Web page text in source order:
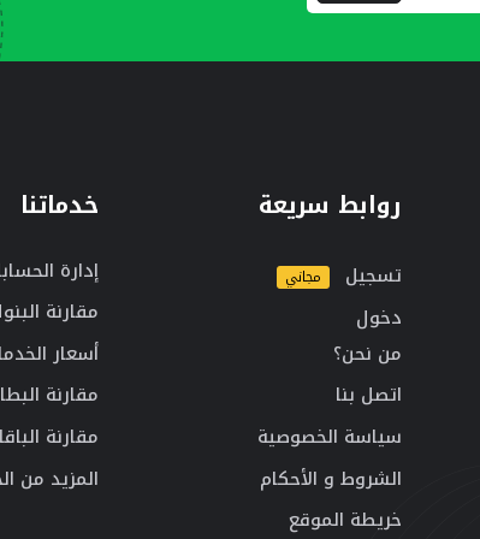
روابط سريعة
تسجيل مجاني
دخول
من نحن؟
اتصل بنا
سياسة الخصوصية
الشروط و الأحكام
خريطة الموقع
خدماتنا
إدارة
مقارنة
أسعار
مقارنة
مقارنة
المزيد من